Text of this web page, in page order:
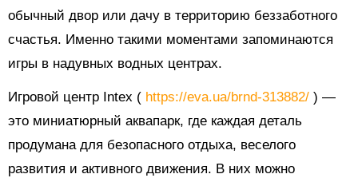
обычный двор или дачу в территорию беззаботного
счастья. Именно такими моментами запоминаются
игры в надувных водных центрах.
Игровой центр Intex ( https://eva.ua/brnd-313882/ ) —
это миниатюрный аквапарк, где каждая деталь
продумана для безопасного отдыха, веселого
развития и активного движения. В них можно